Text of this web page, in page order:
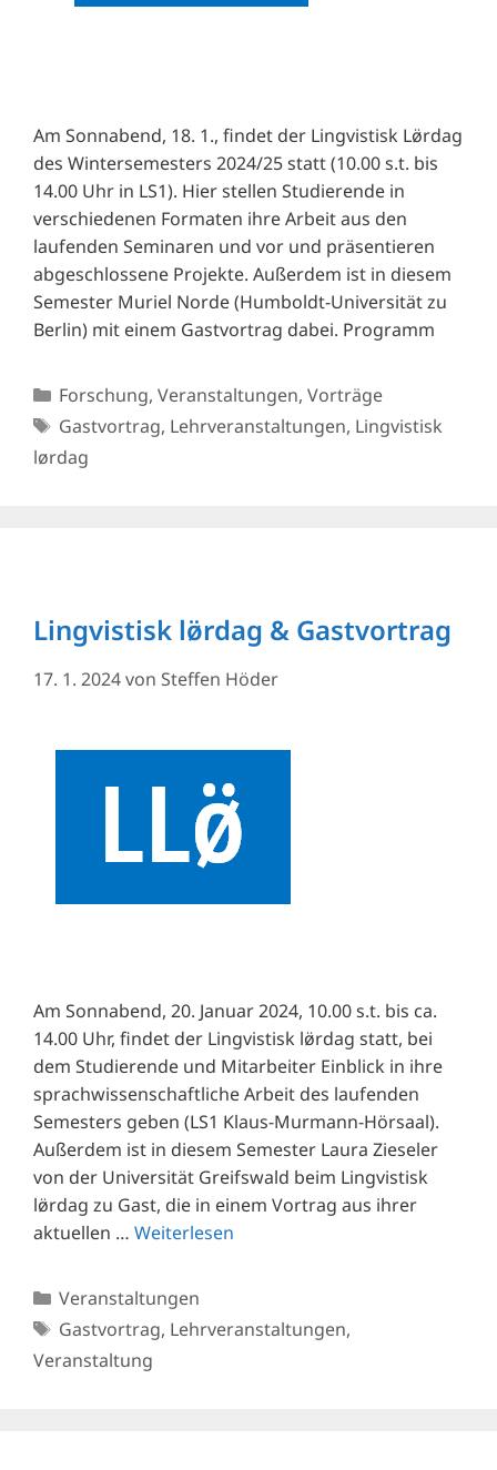
Am Sonnabend, 18. 1., findet der Lingvistisk Lø̈rdag
des Wintersemesters 2024/25 statt (10.00 s.t. bis
14.00 Uhr in LS1). Hier stellen Studierende in
verschiedenen Formaten ihre Arbeit aus den
laufenden Seminaren und vor und präsentieren
abgeschlossene Projekte. Außerdem ist in diesem
Semester Muriel Norde (Humboldt-Universität zu
Berlin) mit einem Gastvortrag dabei. Programm
Kategorien
Forschung, Veranstaltungen, Vorträge
Schlagwörter
Gastvortrag, Lehrveranstaltungen, Lingvistisk
lørdag
Lingvistisk lø̈rdag & Gastvortrag
17. 1. 2024von Steffen Höder
Am Sonnabend, 20. Januar 2024, 10.00 s.t. bis ca.
14.00 Uhr, findet der Lingvistisk lø̈rdag statt, bei
dem Studierende und Mitarbeiter Einblick in ihre
sprachwissenschaftliche Arbeit des laufenden
Semesters geben (LS1 Klaus-Murmann-Hörsaal).
Außerdem ist in diesem Semester Laura Zieseler
von der Universität Greifswald beim Lingvistisk
lø̈rdag zu Gast, die in einem Vortrag aus ihrer
aktuellen … Weiterlesen
Kategorien
Veranstaltungen
Schlagwörter
Gastvortrag, Lehrveranstaltungen,
Veranstaltung